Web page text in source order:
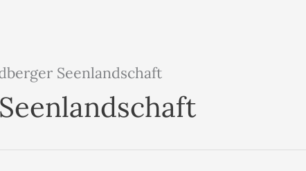
Seenlandschaft